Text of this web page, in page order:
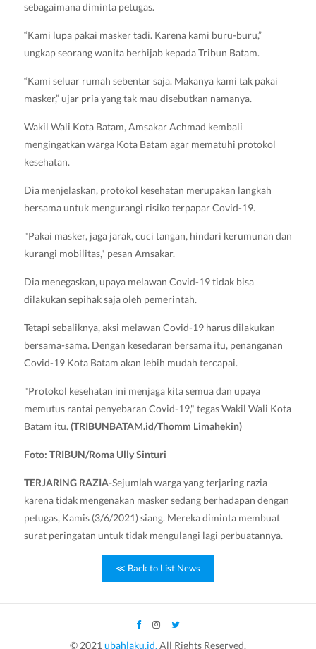
sebagaimana diminta petugas.
“Kami lupa pakai masker tadi. Karena kami buru-buru,”
ungkap seorang wanita berhijab kepada Tribun Batam.
“Kami seluar rumah sebentar saja. Makanya kami tak pakai
masker,” ujar pria yang tak mau disebutkan namanya.
Wakil Wali Kota Batam, Amsakar Achmad kembali
mengingatkan warga Kota Batam agar mematuhi protokol
kesehatan.
Dia menjelaskan, protokol kesehatan merupakan langkah
bersama untuk mengurangi risiko terpapar Covid-19.
"Pakai masker, jaga jarak, cuci tangan, hindari kerumunan dan
kurangi mobilitas," pesan Amsakar.
Dia menegaskan, upaya melawan Covid-19 tidak bisa
dilakukan sepihak saja oleh pemerintah.
Tetapi sebaliknya, aksi melawan Covid-19 harus dilakukan
bersama-sama. Dengan kesedaran bersama itu, penanganan
Covid-19 Kota Batam akan lebih mudah tercapai.
"Protokol kesehatan ini menjaga kita semua dan upaya
memutus rantai penyebaran Covid-19," tegas Wakil Wali Kota
Batam itu. (TRIBUNBATAM.id/Thomm Limahekin)
Foto: TRIBUN/Roma Ully Sinturi
TERJARING RAZIA-Sejumlah warga yang terjaring razia
karena tidak mengenakan masker sedang berhadapan dengan
petugas, Kamis (3/6/2021) siang. Mereka diminta membuat
surat peringatan untuk tidak mengulangi lagi perbuatannya.
≪ Back to List News
© 2021 ubahlaku.id. All Rights Reserved.